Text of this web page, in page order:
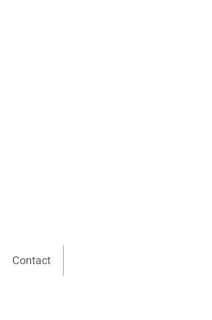
Contact